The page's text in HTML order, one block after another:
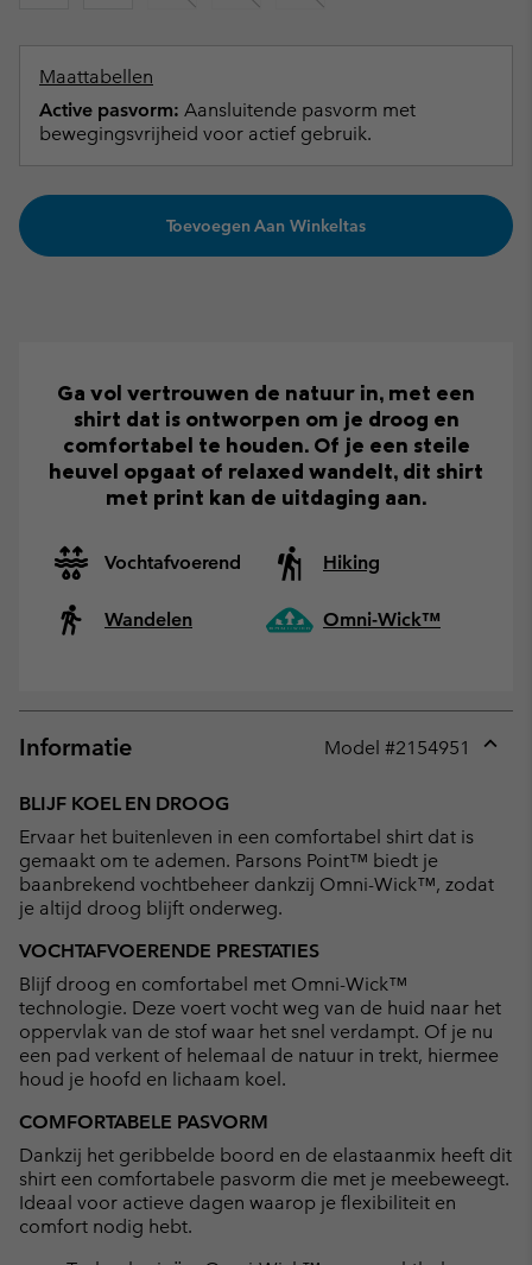
Maattabellen
Active pasvorm: Aansluitende pasvorm met
bewegingsvrijheid voor actief gebruik.
Toevoegen Aan Winkeltas
Ga vol vertrouwen de natuur in, met een
shirt dat is ontworpen om je droog en
comfortabel te houden. Of je een steile
heuvel opgaat of relaxed wandelt, dit shirt
met print kan de uitdaging aan.
Vochtafvoerend Hiking
Wandelen Omni-Wick™
Informatie Model #2154951
BLIJF KOEL EN DROOG
Ervaar het buitenleven in een comfortabel shirt dat is
gemaakt om te ademen. Parsons Point™ biedt je
baanbrekend vochtbeheer dankzij Omni-Wick™, zodat
je altijd droog blijft onderweg.
VOCHTAFVOERENDE PRESTATIES
Blijf droog en comfortabel met Omni-Wick™
technologie. Deze voert vocht weg van de huid naar het
oppervlak van de stof waar het snel verdampt. Of je nu
een pad verkent of helemaal de natuur in trekt, hiermee
houd je hoofd en lichaam koel.
COMFORTABELE PASVORM
Dankzij het geribbelde boord en de elastaanmix heeft dit
shirt een comfortabele pasvorm die met je meebeweegt.
Ideaal voor actieve dagen waarop je flexibiliteit en
comfort nodig hebt.